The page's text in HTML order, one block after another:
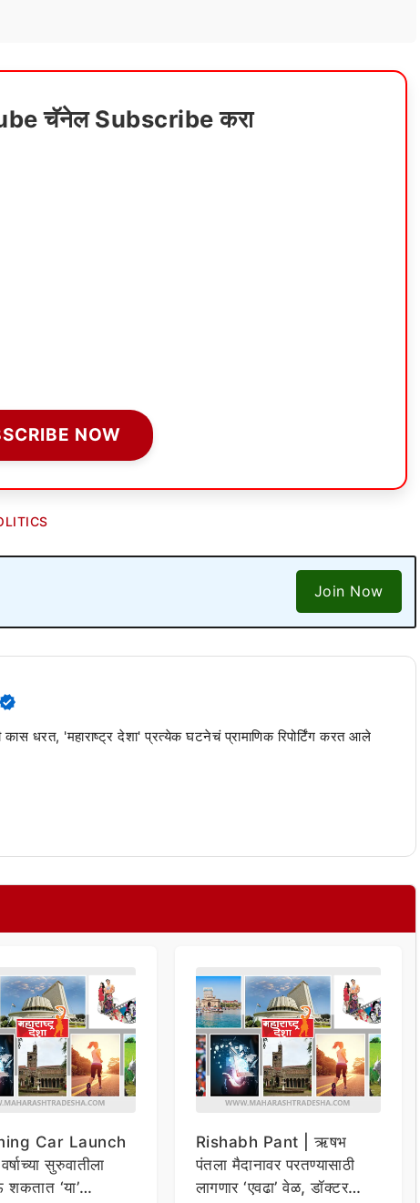
चॅनेल Subscribe करा
NOW
Join Now
कास धरत, 'महाराष्ट्र देशा' प्रत्येक घटनेचं प्रामाणिक रिपोर्टिंग करत आले
Car Launch
सुरुवातीला
शकतात ‘या’
Rishabh Pant | ऋषभ
पंतला मैदानावर परतण्यासाठी
लागणार ‘एवढा’ वेळ, डॉक्टर